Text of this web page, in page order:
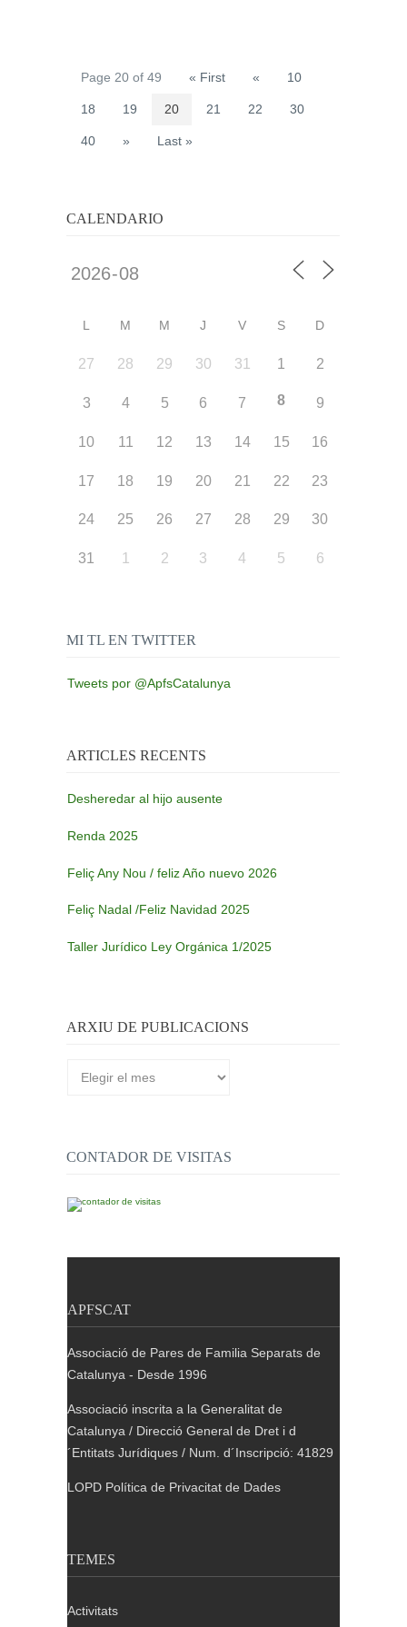
Page 20 of 49 « First « 10
18 19 20 21 22 30
40 » Last »
CALENDARIO
L M M J V S D
27 28 29 30 31 1 2
3 4 5 6 7 8 9
10 11 12 13 14 15 16
17 18 19 20 21 22 23
24 25 26 27 28 29 30
31 1 2 3 4 5 6
MI TL EN TWITTER
Tweets por @ApfsCatalunya
ARTICLES RECENTS
Desheredar al hijo ausente
Renda 2025
Feliç Any Nou / feliz Año nuevo 2026
Feliç Nadal /Feliz Navidad 2025
Taller Jurídico Ley Orgánica 1/2025
ARXIU DE PUBLICACIONS
CONTADOR DE VISITAS
APFSCAT
Associació de Pares de Familia Separats de
Catalunya - Desde 1996
Associació inscrita a la Generalitat de
Catalunya / Direcció General de Dret i d
´Entitats Jurídiques / Num. d´Inscripció: 41829
LOPD Política de Privacitat de Dades
TEMES
Activitats